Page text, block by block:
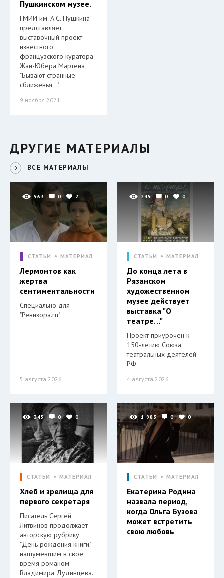
Пушкинском музее.
ГМИИ им. А.С. Пушкина
представляет
выставочный проект
известного
французского куратора
Жан-Юбера Мартена
"Бывают странные
сближенья…".
9 ноября 2021
ДРУГИЕ МАТЕРИАЛЫ
ВСЕ МАТЕРИАЛЫ
963 0 2
СТАТЬИ МАТЕРИАЛ
Лермонтов как
жертва
сентиментальности
Специально для
"Ревизора.ru".
5 августа 2026
249 0 0
СТАТЬИ МАТЕРИАЛ
До конца лета в
Рязанском
художественном
музее действует
выставка "О
театре…"
Проект приурочен к
150-летию Союза
театральных деятелей
РФ.
4 августа 2026
345 0 0
СТАТЬИ МАТЕРИАЛ
Хлеб и зрелища для
первого секретаря
Писатель Сергей
Литвинов продолжает
авторскую рубрику
"День рождения книги"
нашумевшим в свое
время романом
Владимира Дудинцева.
1 983 0 0
СТАТЬИ МАТЕРИАЛ
Екатерина Родина
назвала период,
когда Ольга Бузова
может встретить
свою любовь